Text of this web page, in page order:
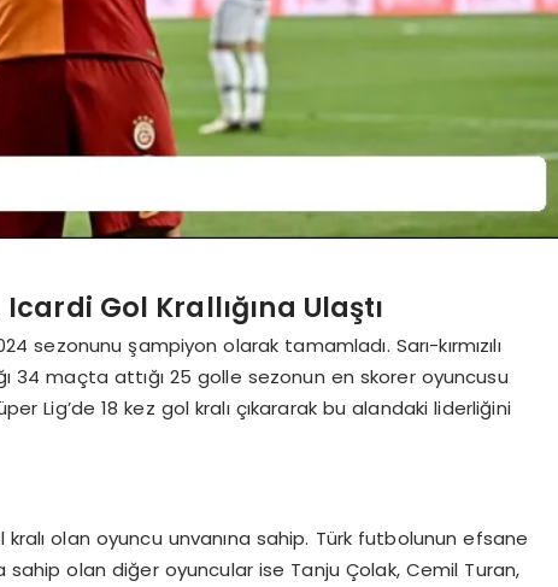
Gol Krallığına Ulaştı
sezonunu şampiyon olarak tamamladı. Sarı-kırmızılı
34 maçta attığı 25 golle sezonun en skorer oyuncusu
Lig’de 18 kez gol kralı çıkararak bu alandaki liderliğini
olan oyuncu unvanına sahip. Türk futbolunun efsane
olan diğer oyuncular ise Tanju Çolak, Cemil Turan,